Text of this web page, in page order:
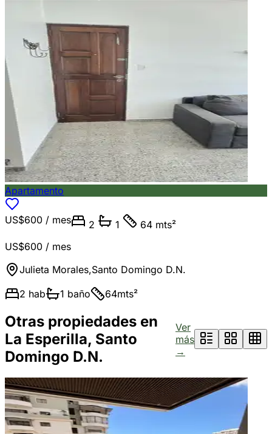
Apartamento
US$600 / mes 2 1
64 mts²
US$600 / mes
Julieta Morales,Santo Domingo D.N.
2 hab 1 baño 64mts²
Otras propiedades en
La Esperilla, Santo
Domingo D.N.
Ver
más
→